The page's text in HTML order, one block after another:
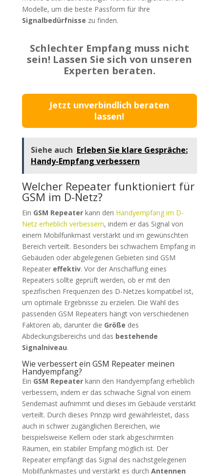
Modelle, um die beste Passform für Ihre
Signalbedürfnisse zu finden.
Schlechter Empfang muss nicht
sein! Lassen Sie sich von unseren
Experten beraten.
Jetzt unverbindlich beraten
lassen!
Siehe auch Erleben Sie klare Gespräche:
Handy-Empfang verbessern
Welcher Repeater funktioniert für
GSM im D-Netz?
Ein GSM Repeaterkann den Handyempfang im D-
Netz erheblich verbessern, indem er das Signal von
einem Mobilfunkmast verstärkt und im gewünschten
Bereich verteilt. Besonders bei schwachem Empfang in
Gebäuden oder abgelegenen Gebieten sind GSM
Repeater effektiv. Vor der Anschaffung eines
Repeaters sollte geprüft werden, ob er mit den
spezifischen Frequenzen des D-Netzes kompatibel ist,
um optimale Ergebnisse zu erzielen. Die Wahl des
passenden GSM Repeaters hängt von verschiedenen
Faktoren ab, darunter die Größe des
Abdeckungsbereichs und das bestehende
Signalniveau.
Wie verbessert ein GSM Repeater meinen
Handyempfang?
Ein GSM Repeaterkann den Handyempfang erheblich
verbessern, indem er das schwache Signal von einem
Sendemast aufnimmt und dieses im Gebäude verstärkt
verteilt. Durch dieses Prinzip wird gewährleistet, dass
auch in schwer zugänglichen Bereichen, wie
beispielsweise Kellern oder stark abgeschirmten
Räumen, ein stabiler Empfang möglich ist. Der
Repeater empfängt das Signal des nächstgelegenen
Mobilfunkmastes und verstärkt es durch Antennen